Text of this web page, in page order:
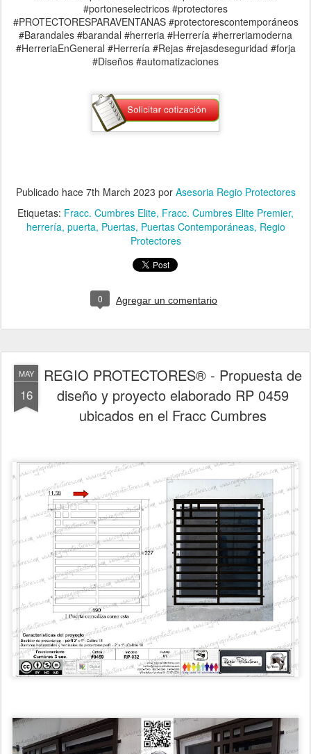
#portoneselectricos #protectores
#PROTECTORESPARAVENTANAS #protectorescontemporáneos
#Barandales #barandal #herreria #Herrería #herreriamoderna
#HerreriaEnGeneral #Herrería #Rejas #rejasdeseguridad #forja
#Diseños #automatizaciones
Publicado hace 7th March 2023 por Asesoria Regio Protectores
Etiquetas: Fracc. Cumbres Elite Fracc. Cumbres Elite Premier
herrería puerta Puertas Puertas Contemporáneas Regio
Protectores
0 Agregar un comentario
MAY
16
REGIO PROTECTORES® - Propuesta de
diseño y proyecto elaborado RP 0459
ubicados en el Fracc Cumbres